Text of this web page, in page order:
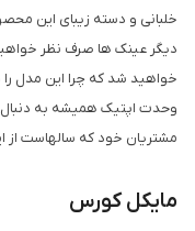
خلبانی و دسته زیبای این
دیگر عینک ها صرف نظر
خواهید شد که چرا این مدل
وحدت اپتیک همیشه به دنبال
مشتریان خود که سالهاست از
مایکل کورس